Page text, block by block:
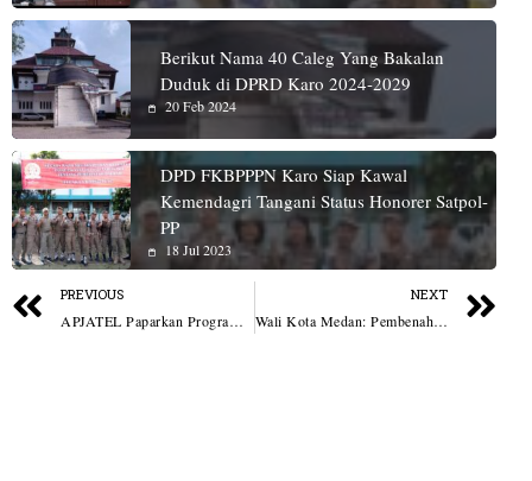
Berikut Nama 40 Caleg Yang Bakalan
Duduk di DPRD Karo 2024-2029
20 Feb 2024
DPD FKBPPPN Karo Siap Kawal
Kemendagri Tangani Status Honorer Satpol-
PP
18 Jul 2023
PREVIOUS
APJATEL Paparkan Program Kampung Internet, Dukung Perluasan Akses Broadband di Sergai
NEXT
Wali Kota Medan: Pembenahan Belawan Tak Bisa Parsial, Legalitas Lahan Hingga Rob Harus Dituntaskan